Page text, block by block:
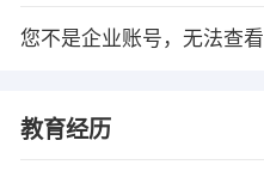
您不是企业账号，无法查看
教育经历